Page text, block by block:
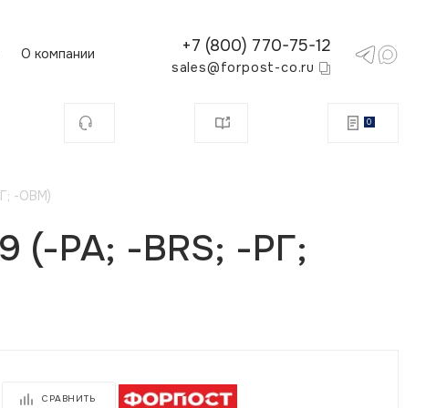
О компании +7 (800) 770-75-12
sales@forpost-co.ru
0
-ОВМ)
(-РА; -BRS; -РГ;
СРАВНИТЬ